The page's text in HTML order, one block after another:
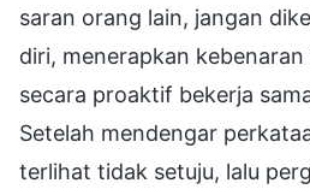
saran orang lain, jangan
diri, menerapkan
secara proaktif bekerja
Setelah mendengar
terlihat tidak setuju, lalu